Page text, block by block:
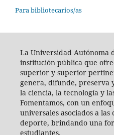
Para bibliotecarios/as
La Universidad Autónoma
institución pública que
superior y superior
genera, difunde, preserva
la ciencia, la tecnología y
Fomentamos, con un
universales asociados a las
deporte, brindando una
estudiantes.